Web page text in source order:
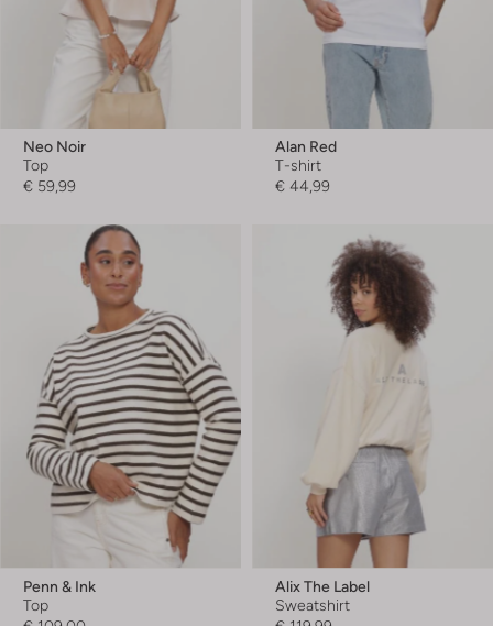
Neo Noir
Top
€ 59,99
Alan Red
T-shirt
€ 44,99
Penn & Ink
Top
Alix The Label
Sweatshirt